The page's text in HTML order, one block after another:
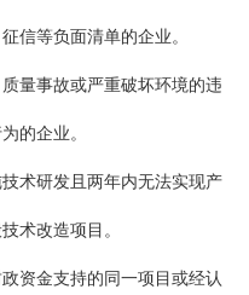
信等负面清单的企业。
量事故或严重破坏环境的违
的企业。
术研发且两年内无法实现产
术改造项目。
资金支持的同一项目或经认